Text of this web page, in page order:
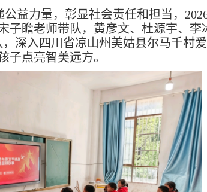
益力量，彰显社会责任和担当，
子瞻老师带队，黄彦文、杜源宇、李
深入四川省凉山州美姑县尔马千村
子点亮智美远方。